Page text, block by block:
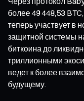
более 49 448,53
теперь участвует в
защитной системы
биткоина до
триллионными
ведет к более
будущему.